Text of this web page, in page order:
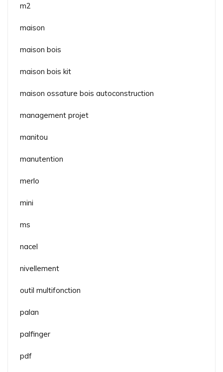
m2
maison
maison bois
maison bois kit
maison ossature bois autoconstruction
management projet
manitou
manutention
merlo
mini
ms
nacel
nivellement
outil multifonction
palan
palfinger
pdf